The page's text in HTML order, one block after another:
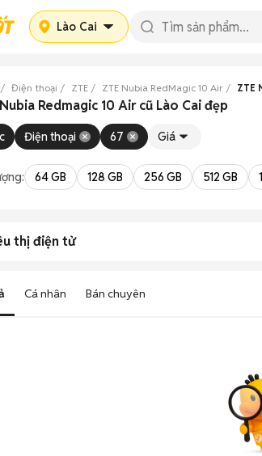
Lào Cai
Điện thoại ZTE ZTE Nubia RedMagic 10 Air ZTE
Redmagic 10 Air cũ Lào Cai đẹp
Điện thoại 67 Giá
64 GB 128 GB 256 GB 512 GB
thị điện tử
Cá nhân Bán chuyên